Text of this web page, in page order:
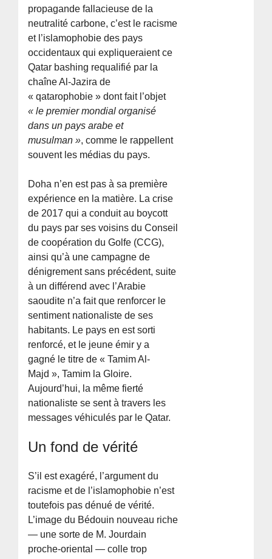
propagande fallacieuse de la
neutralité carbone, c’est le racisme
et l’islamophobie des pays
occidentaux qui expliqueraient ce
Qatar bashing requalifié par la
chaîne Al-Jazira de
« qatarophobie » dont fait l’objet
« le premier mondial organisé
dans un pays arabe et
musulman », comme le rappellent
souvent les médias du pays.
Doha n’en est pas à sa première
expérience en la matière. La crise
de 2017 qui a conduit au boycott
du pays par ses voisins du Conseil
de coopération du Golfe (CCG),
ainsi qu’à une campagne de
dénigrement sans précédent, suite
à un différend avec l’Arabie
saoudite n’a fait que renforcer le
sentiment nationaliste de ses
habitants. Le pays en est sorti
renforcé, et le jeune émir y a
gagné le titre de « Tamim Al-
Majd », Tamim la Gloire.
Aujourd’hui, la même fierté
nationaliste se sent à travers les
messages véhiculés par le Qatar.
Un fond de vérité
S’il est exagéré, l’argument du
racisme et de l’islamophobie n’est
toutefois pas dénué de vérité.
L’image du Bédouin nouveau riche
— une sorte de M. Jourdain
proche-oriental — colle trop